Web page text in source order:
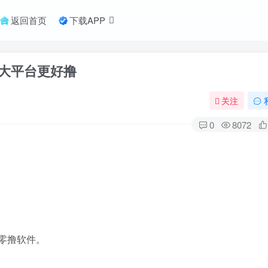
返回首页 下载APP
平台更好撸
关注
0 8072
软件。